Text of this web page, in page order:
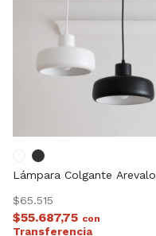
Lámpara Colgante Arevalo
$65.515
$55.687,75 con